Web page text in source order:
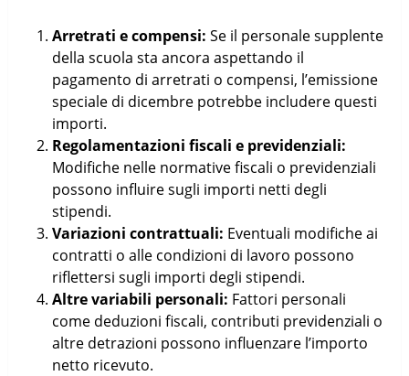
Arretrati e compensi: Se il personale supplente
della scuola sta ancora aspettando il
pagamento di arretrati o compensi, l’emissione
speciale di dicembre potrebbe includere questi
importi.
Regolamentazioni fiscali e previdenziali:
Modifiche nelle normative fiscali o previdenziali
possono influire sugli importi netti degli
stipendi.
Variazioni contrattuali: Eventuali modifiche ai
contratti o alle condizioni di lavoro possono
riflettersi sugli importi degli stipendi.
Altre variabili personali: Fattori personali
come deduzioni fiscali, contributi previdenziali o
altre detrazioni possono influenzare l’importo
netto ricevuto.